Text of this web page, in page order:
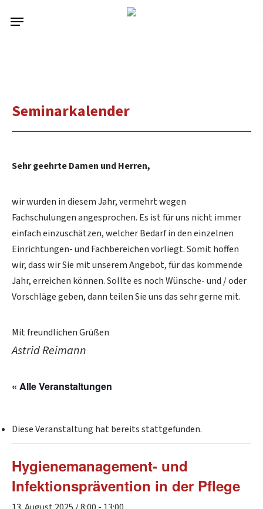
Menu
Seminarkalender
Sehr geehrte Damen und Herren,
wir wurden in diesem Jahr, vermehrt wegen
Fachschulungen angesprochen. Es ist für uns nicht immer
einfach einzuschätzen, welcher Bedarf in den einzelnen
Einrichtungen- und Fachbereichen vorliegt. Somit hoffen
wir, dass wir Sie mit unserem Angebot, für das kommende
Jahr, erreichen können. Sollte es noch Wünsche- und / oder
Vorschläge geben, dann teilen Sie uns das sehr gerne mit.
Mit freundlichen Grüßen
Astrid Reimann
« Alle Veranstaltungen
Diese Veranstaltung hat bereits stattgefunden.
Hygienemanagement- und
Infektionsprävention in der Pflege